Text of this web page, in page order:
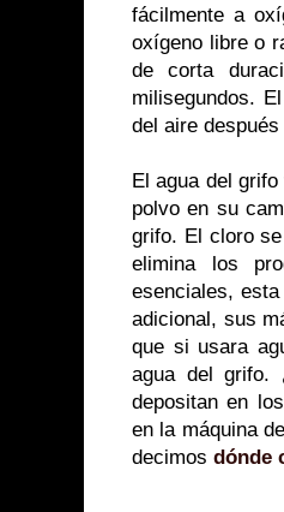
fácilmente a
oxígeno libre o
de corta
milisegundos.
del aire
El agua del
polvo en su
grifo. El cloro
elimina los
esenciales,
adicional, sus
que si usara
agua del grifo.
depositan en
en la máquina
decimos dónde